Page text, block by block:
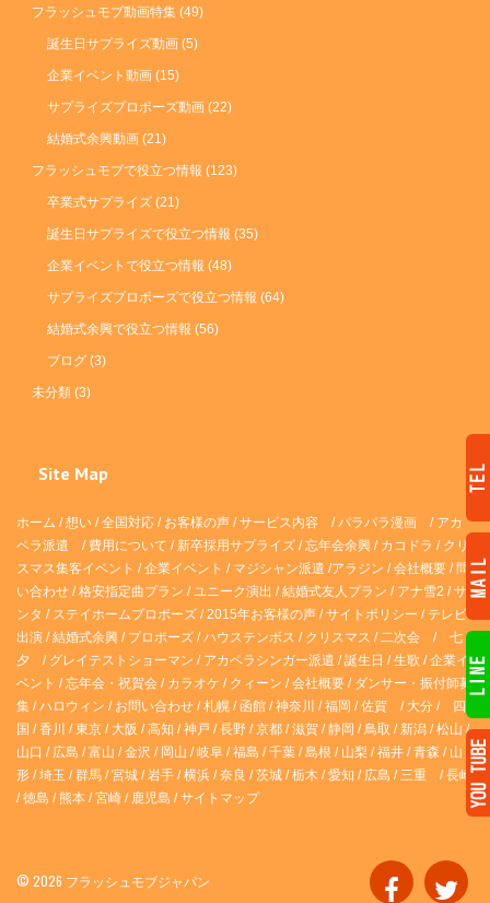
フラッシュモブ動画特集 (49)
誕生日サプライズ動画 (5)
企業イベント動画 (15)
サプライズプロポーズ動画 (22)
結婚式余興動画 (21)
フラッシュモブで役立つ情報 (123)
卒業式サプライズ (21)
誕生日サプライズで役立つ情報 (35)
企業イベントで役立つ情報 (48)
サプライズプロポーズで役立つ情報 (64)
結婚式余興で役立つ情報 (56)
ブログ (3)
未分類 (3)
Site Map
ホーム /想い /全国対応 / お客様の声 /サービス内容 /パラパラ漫画 / アカ
ペラ派遣 / 費用について / 新卒採用サプライズ /忘年会余興 / カコドラ / クリ
スマス集客イベント /企業イベント / マジシャン派遣 /アラジン /会社概要 /問
い合わせ /格安指定曲プラン /ユニーク演出 /結婚式友人プラン / アナ雪2 /サ
ンタ / ステイホームプロポーズ /2015年お客様の声 /サイトポリシー / テレビ
出演 /結婚式余興 / プロポーズ /ハウステンボス / クリスマス /二次会 / 七
夕 / グレイテストショーマン / アカペラシンガー派遣 /誕生日 /生歌 /企業イ
ベント /忘年会・祝賀会 / カラオケ / クィーン /会社概要 / ダンサー・振付師募
集 /ハロウィン / お問い合わせ /札幌 /函館 /神奈川 /福岡 /佐賀 / 大分 / 四
国 /香川 /東京 / 大阪 /高知 /神戸 /長野 /京都 /滋賀 /静岡 /鳥取 / 新潟 /松山 /
山口 / 広島 /富山 /金沢 / 岡山 /岐阜 /福島 /千葉 /島根 / 山梨 /福井 /青森 / 山
形 /埼玉 /群馬 /宮城 /岩手 /横浜 /奈良 /茨城 /栃木 /愛知 / 広島 /三重 /長崎
/徳島 /熊本 /宮崎 / 鹿児島 /サイトマップ
© 2026 フラッシュモブジャパン